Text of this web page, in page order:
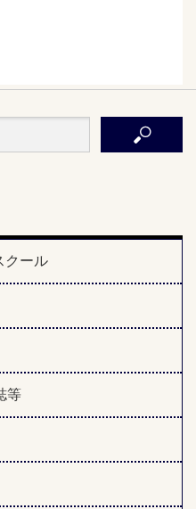
クール
等